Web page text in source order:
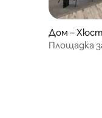
Дом –
Площадка